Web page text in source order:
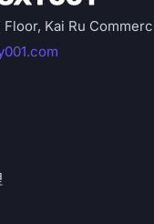
Floor, Kai Ru